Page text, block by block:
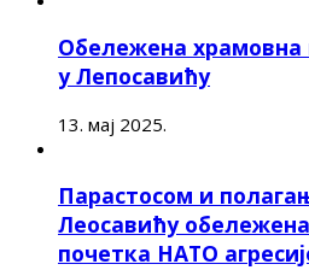
Обележена храмовна
у Лепосавићу
13. мај 2025.
Парастосом и
Леосавићу
почетка НАТО